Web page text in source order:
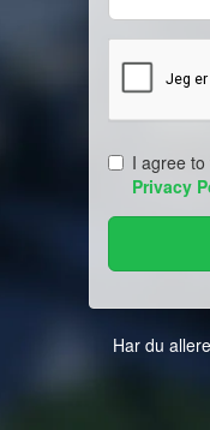
I agree to
Privacy
Har du